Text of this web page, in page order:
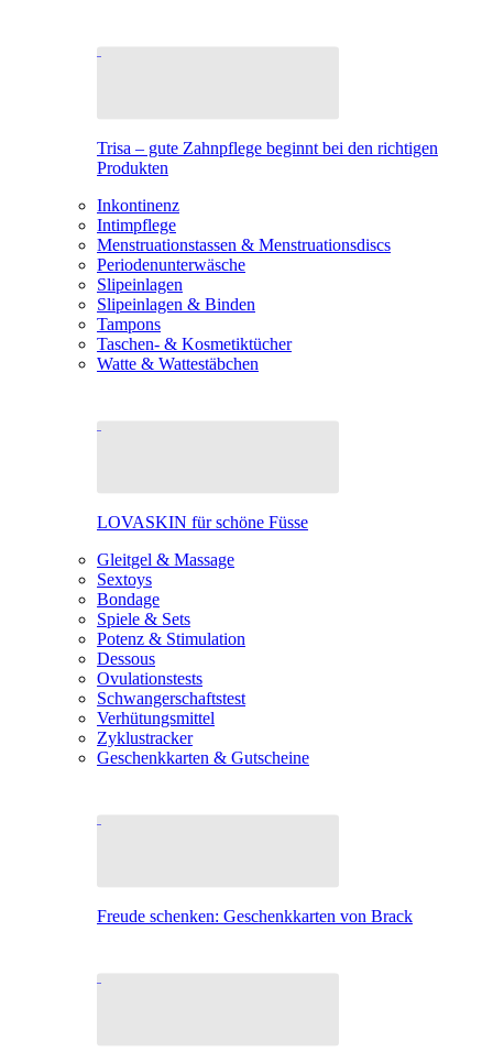
Trisa – gute Zahnpflege beginnt bei den richtigen
Produkten
Inkontinenz
Intimpflege
Menstruationstassen & Menstruationsdiscs
Periodenunterwäsche
Slipeinlagen
Slipeinlagen & Binden
Tampons
Taschen- & Kosmetiktücher
Watte & Wattestäbchen
LOVASKIN für schöne Füsse
Gleitgel & Massage
Sextoys
Bondage
Spiele & Sets
Potenz & Stimulation
Dessous
Ovulationstests
Schwangerschaftstest
Verhütungsmittel
Zyklustracker
Geschenkkarten & Gutscheine
Freude schenken: Geschenkkarten von Brack